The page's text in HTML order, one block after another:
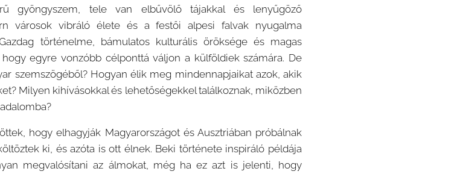
gyöngyszem, tele van elbűvölő tájakkal és lenyűgöző
városok vibráló élete és a festői alpesi falvak nyugalma
történelme, bámulatos kulturális öröksége és magas
egyre vonzóbb célponttá váljon a külföldiek számára. De
szemszögéből? Hogyan élik meg mindennapjaikat azok, akik
Milyen kihívásokkal és lehetőségekkel találkoznak, miközben
hogy elhagyják Magyarországot és Ausztriában próbálnak
ki, és azóta is ott élnek. Beki története inspiráló példája
megvalósítani az álmokat, még ha ez azt is jelenti, hogy